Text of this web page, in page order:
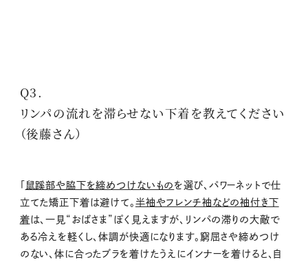
Q3.
リンパの流れを滞らせない下着を教えてください
（後藤さん）
鼠蹊部や脇下を締めつけないもの を選び、パワーネットで仕
立てた矯正下着は避けて。 半袖やフレンチ袖などの袖付き下
着は、一見“おばさま”ぽく見えますが、リンパの滞りの大敵で
ある冷えを軽くし、体調が快適になります。窮屈さや締めつけ
のない、体に合ったブラを着けたうえにインナーを着けると、自